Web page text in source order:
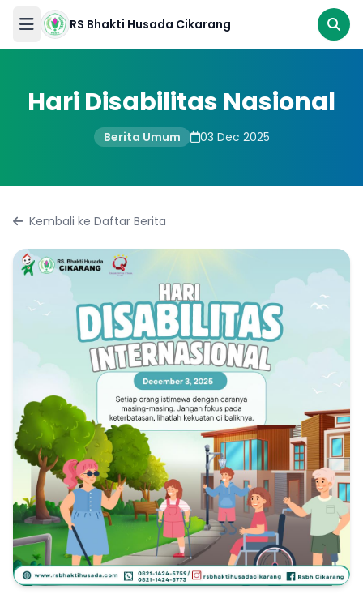
RS Bhakti Husada Cikarang
Husada
Tentang
Kami
Pelayanan
Informasi
Karir
Kontak
kami
Hari Disabilitas Nasional
Berita Umum 03 Dec 2025
Kembali ke Daftar Berita